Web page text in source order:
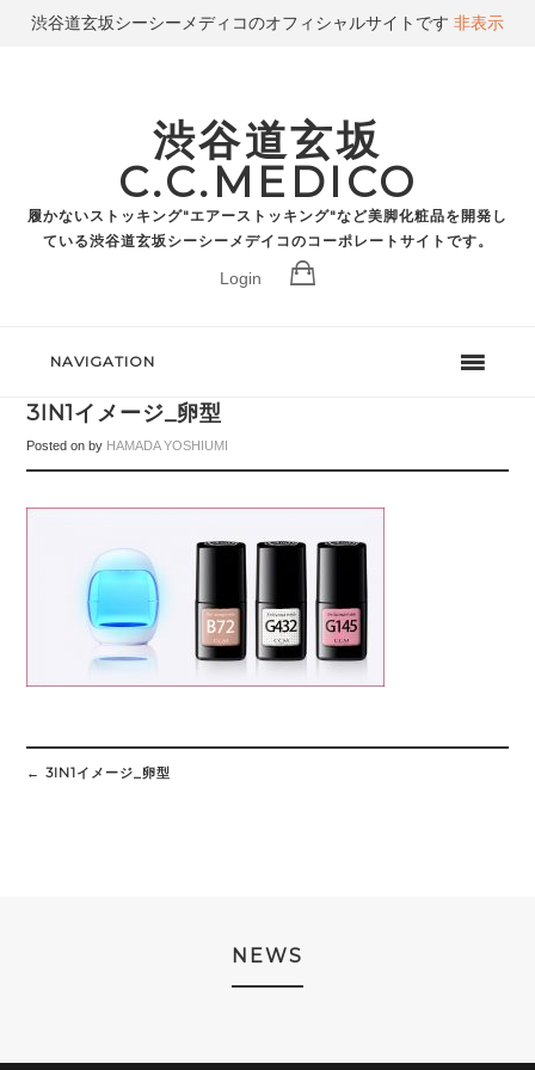
渋谷道玄坂
C.C.MEDICO
履かないストッキング"エアーストッキング"など美脚化粧品を開発し
ている渋谷道玄坂シーシーメデイコのコーポレートサイトです。
Login
NAVIGATION
3IN1イメージ_卵型
Posted onby HAMADA YOSHIUMI
Post
navigation
← 3IN1イメージ_卵型
NEWS
渋谷道玄坂シーシーメディコのオフィシャルサイトです 非表示